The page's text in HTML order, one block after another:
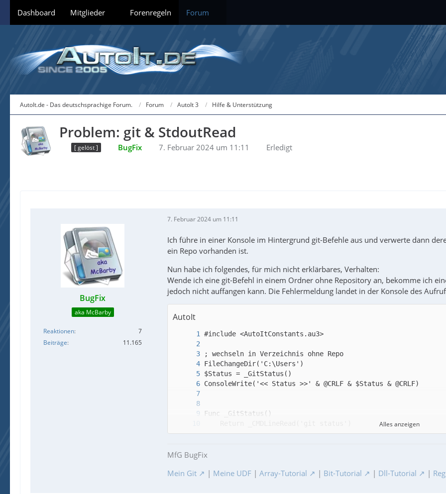
Dashboard Mitglieder Forenregeln Forum
AutoIt.de - Das deutschsprachige Forum. Forum AutoIt 3 Hilfe & Unterstützung
Problem: git & StdoutRead
[ gelöst ] BugFix 7. Februar 2024 um 11:11 Erledigt
BugFix
aka McBarby
Reaktionen
7
Beiträge
11.165
7. Februar 2024 um 11:11
Ich führe in einer Konsole im Hintergrund git-Befehle aus und verwerte dann
ein Repo vorhanden ist.
Nun habe ich folgendes, für mich nicht erklärbares, Verhalten:
Wende ich eine git-Befehl in einem Ordner ohne Repository an, bekomme ich
jedoch nicht auffangen kann. Die Fehlermeldung landet in der Konsole des
AutoIt
Alles anzeigen
MfG BugFix
Mein Git
| Meine UDF | Array-Tutorial | Bit-Tutorial | Dll-Tutorial |